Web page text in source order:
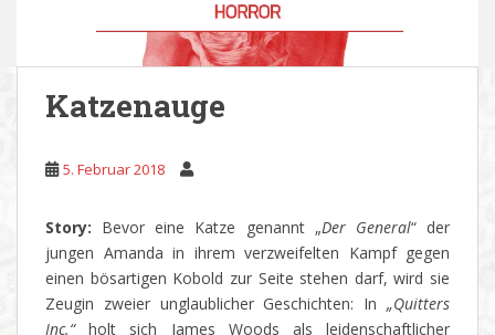
Katzenauge
5. Februar 2018
Story: Bevor eine Katze genannt „Der General“ der
jungen Amanda in ihrem verzweifelten Kampf gegen
einen bösartigen Kobold zur Seite stehen darf, wird sie
Zeugin zweier unglaublicher Geschichten: In „Quitters
Inc.“holt sich James Woods als leidenschaftlicher